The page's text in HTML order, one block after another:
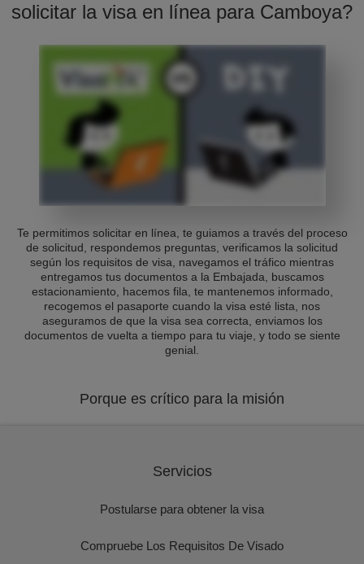
solicitar la visa en línea para Camboya?
Te permitimos solicitar en línea, te guiamos a través del proceso
de solicitud, respondemos preguntas, verificamos la solicitud
según los requisitos de visa, navegamos el tráfico mientras
entregamos tus documentos a la Embajada, buscamos
estacionamiento, hacemos fila, te mantenemos informado,
recogemos el pasaporte cuando la visa esté lista, nos
aseguramos de que la visa sea correcta, enviamos los
documentos de vuelta a tiempo para tu viaje, y todo se siente
genial.
Porque es crítico para la misión
Servicios
Postularse para obtener la visa
Compruebe Los Requisitos De Visado